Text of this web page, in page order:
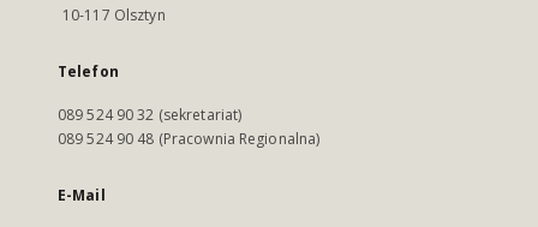
10-117 Olsztyn
Telefon
089 524 90 32 (sekretariat)
089 524 90 48 (Pracownia Regionalna)
E-Mail